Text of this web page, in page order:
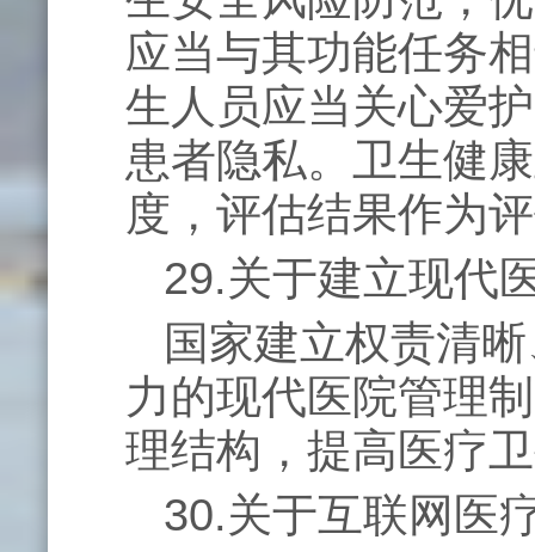
应当与其功能任务
生人员应当关心爱
患者隐私。卫生健
度，评估结果作为
29.关于建立现代
国家建立权责清
力的现代医院管理
理结构，提高医疗
30.关于互联网医